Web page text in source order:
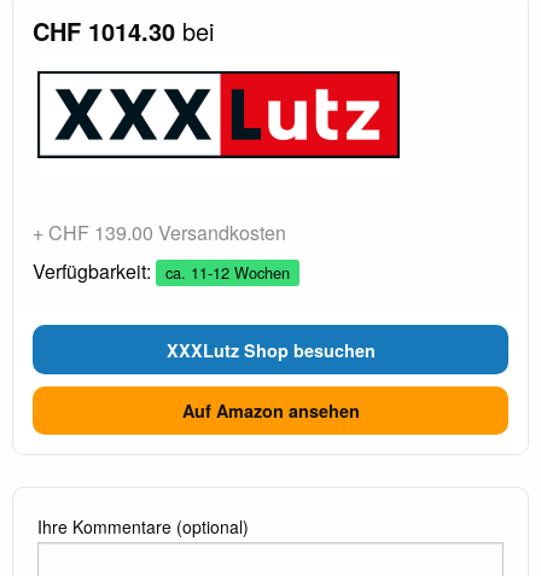
CHF 1014.30 bei
+ CHF 139.00 Versandkosten
Verfügbarkeit:
ca. 11-12 Wochen
XXXLutz Shop besuchen
Auf Amazon ansehen
Ihre Kommentare (optional)